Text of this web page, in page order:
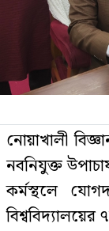
নোয়াখালী
নবনিযুক্ত
কর্মস্থলে
বিশ্ববিদ্যালয়ের